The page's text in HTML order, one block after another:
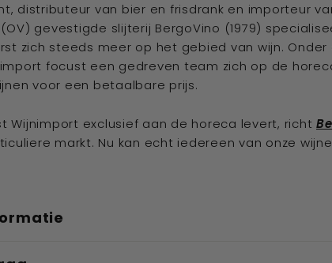
distributeur van bier en frisdrank en importeur
gevestigde slijterij BergoVino (1979)
zich steeds meer op het gebied van wijn. Onder
focust een gedreven team zich op de
voor een betaalbare prijs.
Wijnimport exclusief aan de horeca levert, richt
markt. Nu kan echt iedereen van onze